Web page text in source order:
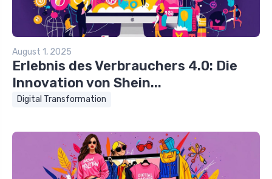
August 1, 2025
Erlebnis des Verbrauchers 4.0: Die
Innovation von Shein...
Digital Transformation